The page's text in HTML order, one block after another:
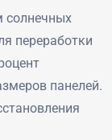
солнечных
переработки
панелей.